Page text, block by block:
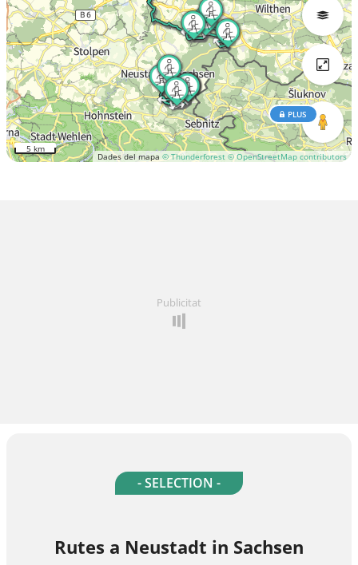
Dades del mapa © Thunderforest © OpenStreetMap contributors
PLUS
5 km
Publicitat
- SELECTION -
Rutes a Neustadt in Sachsen